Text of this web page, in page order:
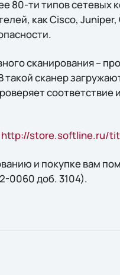
80-ти типов сетевых
как Cisco,
сканирования –
такой сканер
соответствие
http://store.softline.ru/
и покупке вам
0060 доб. 3104).